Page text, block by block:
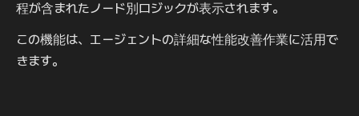
程が含まれたノード別ロジックが表示されます。
この機能は、エージェントの詳細な性能改善作業に活用で
きます。